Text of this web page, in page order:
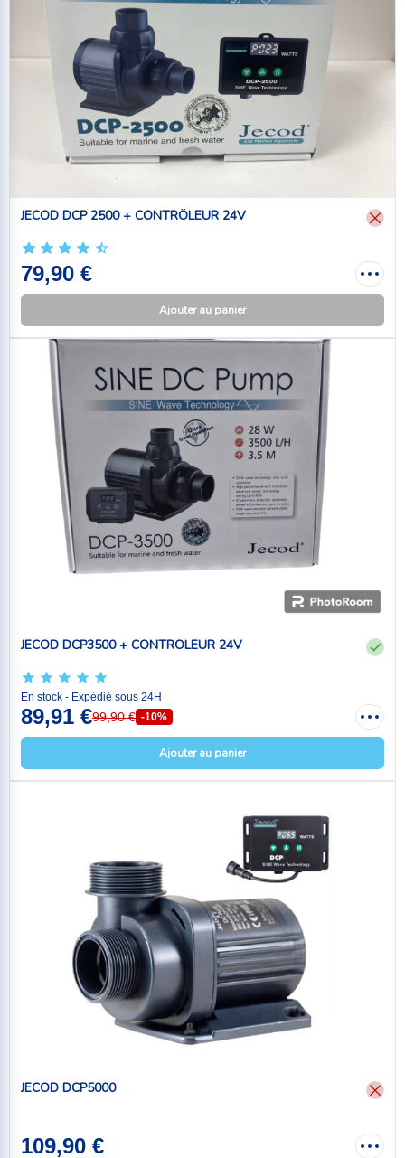
JECOD DCP 2500 + CONTRÔLEUR 24V
79,90 €
Ajouter au panier
JECOD DCP3500 + CONTROLEUR 24V
En stock - Expédié sous 24H
89,91 €99,90 € -10%
Ajouter au panier
JECOD DCP5000
109,90 €